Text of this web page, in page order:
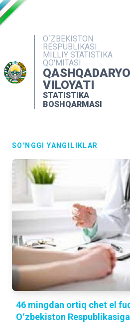
O`ZBEKISTON
RESPUBLIKASI
MILLIY STATISTIKA
QO'MITASI
QASHQADARYO
VILOYATI
STATISTIKA
BOSHQARMASI
OCHIQ
NASHRLAR
INTERAKTIV
MATBUOT
SO'NGGI YANGILIKLAR
46 mingdan ortiq chet el
Oʻzbekiston